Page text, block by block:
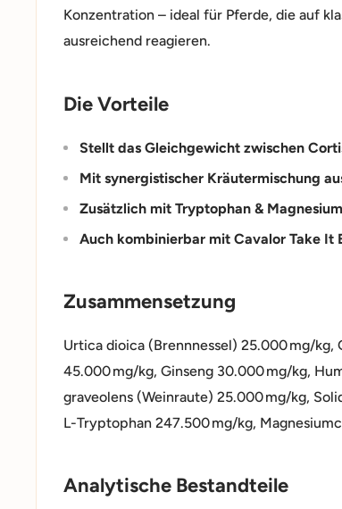
Konzentration – ideal für Pferde, die auf
ausreichend reagieren.
Die Vorteile
Stellt das Gleichgewicht zwischen
Mit synergistischer Kräutermischung
Zusätzlich mit Tryptophan &
Auch kombinierbar mit Cavalor Take It
Zusammensetzung
Urtica dioica (Brennnessel) 25.000 mg/kg,
45.000 mg/kg, Ginseng 30.000 mg/kg,
graveolens (Weinraute) 25.000 mg/kg,
L-Tryptophan 247.500 mg/kg,
Analytische Bestandteile